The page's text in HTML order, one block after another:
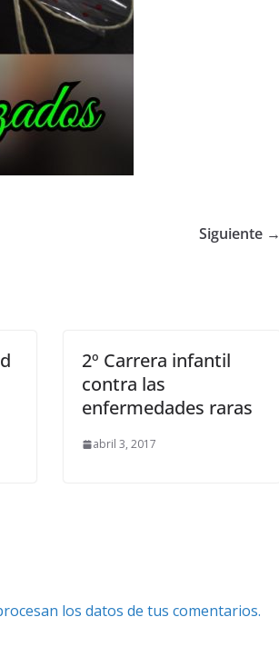
Siguiente →
2º Carrera infantil
contra las
enfermedades raras
abril 3, 2017
los datos de tus comentarios.